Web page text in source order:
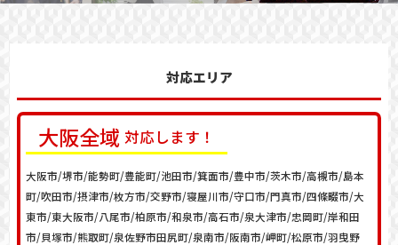
対応エリア
大阪全域 対応します！
大阪市/堺市/能勢町/豊能町/池田市/箕面市/豊中市/茨木市/高槻市/島本
町/吹田市/摂津市/枚方市/交野市/寝屋川市/守口市/門真市/四條畷市/大
東市/東大阪市/八尾市/柏原市/和泉市/高石市/泉大津市/忠岡町/岸和田
市/貝塚市/熊取町/泉佐野市田尻町/泉南市/阪南市/岬町/松原市/羽曳野